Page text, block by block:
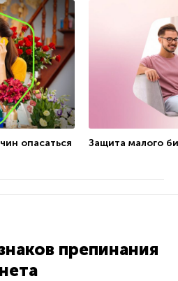
опасаться
Защита малого
препинания